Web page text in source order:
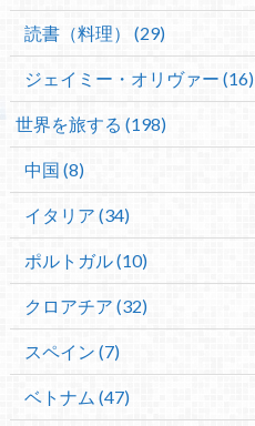
読書（料理） (29)
ジェイミー・オリヴァー (16)
世界を旅する (198)
中国 (8)
イタリア (34)
ポルトガル (10)
クロアチア (32)
スペイン (7)
ベトナム (47)